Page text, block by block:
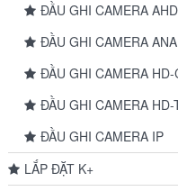
ĐẦU GHI CAMERA AHD
ĐẦU GHI CAMERA
ĐẦU GHI CAMERA HD-
ĐẦU GHI CAMERA HD-
ĐẦU GHI CAMERA IP
LẮP ĐẶT K+